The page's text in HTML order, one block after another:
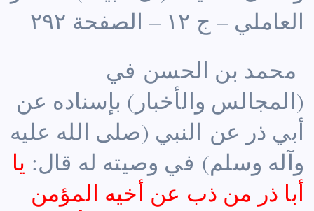
العاملي – ج ١٢ – الصفحة ٢٩٢
محمد بن الحسن في
(المجالس والأخبار) بإسناده عن
أبي ذر عن النبي (صلى الله عليه
وآله وسلم) في وصيته له قال: يا
أبا ذر من ذب عن أخيه المؤمن